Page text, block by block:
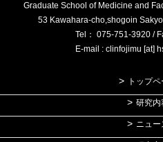
Graduate School of Medicine and
53 Kawahara-cho,shogoin
Tel： 075-751-3920 /
E-mail : clinfojimu [at]
トップ
研究内
ニュー